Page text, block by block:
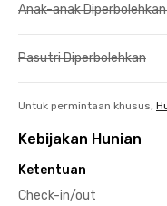
Anak-anak
Pasutri Diperbolehkan
Untuk permintaan khusus,
Kebijakan Hunian
Ketentuan
Check-in/out